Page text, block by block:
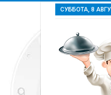
СУББОТА, 8